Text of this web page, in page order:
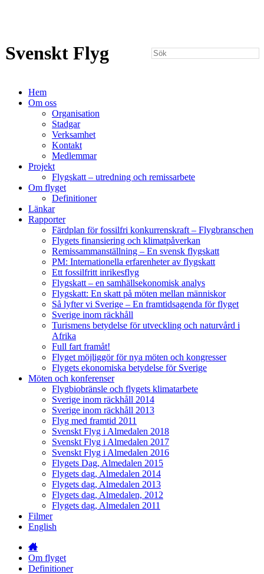
Svenskt Flyg
Hem
Om oss
Organisation
Stadgar
Verksamhet
Kontakt
Medlemmar
Projekt
Flygskatt – utredning och remissarbete
Om flyget
Definitioner
Länkar
Rapporter
Färdplan för fossilfri konkurrenskraft – Flygbranschen
Flygets finansiering och klimatpåverkan
Remissammanställning – En svensk flygskatt
PM: Internationella erfarenheter av flygskatt
Ett fossilfritt inrikesflyg
Flygskatt – en samhällsekonomisk analys
Flygskatt: En skatt på möten mellan människor
Så lyfter vi Sverige – En framtidsagenda för flyget
Sverige inom räckhåll
Turismens betydelse för utveckling och naturvård i
Afrika
Full fart framåt!
Flyget möjliggör för nya möten och kongresser
Flygets ekonomiska betydelse för Sverige
Möten och konferenser
Flygbiobränsle och flygets klimatarbete
Sverige inom räckhåll 2014
Sverige inom räckhåll 2013
Flyg med framtid 2011
Svenskt Flyg i Almedalen 2018
Svenskt Flyg i Almedalen 2017
Svenskt Flyg i Almedalen 2016
Flygets Dag, Almedalen 2015
Flygets dag, Almedalen 2014
Flygets dag, Almedalen 2013
Flygets dag, Almedalen, 2012
Flygets dag, Almedalen 2011
Filmer
English
Om flyget
Definitioner